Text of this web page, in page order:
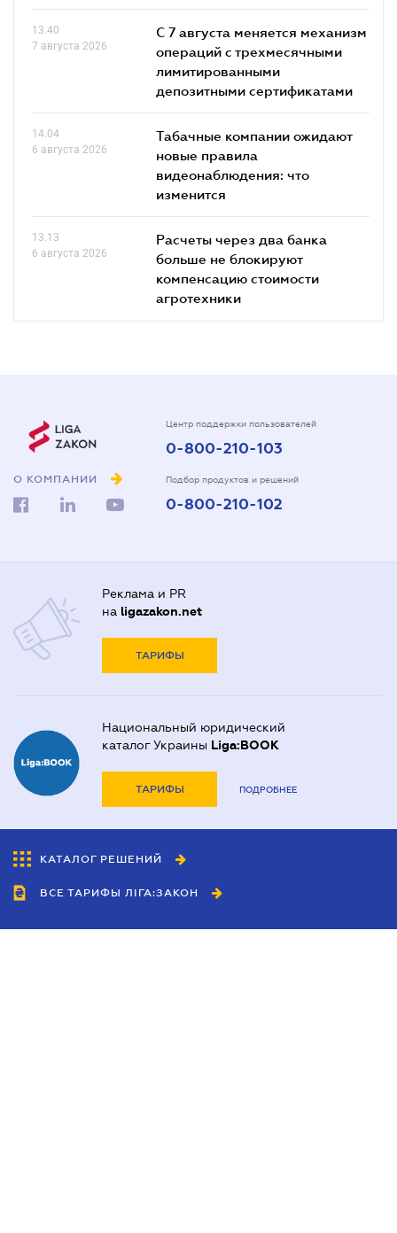
13.40
7 августа 2026
С 7 августа меняется механизм
операций с трехмесячными
лимитированными
депозитными сертификатами
14.04
6 августа 2026
Табачные компании ожидают
новые правила
видеонаблюдения: что
изменится
13.13
6 августа 2026
Расчеты через два банка
больше не блокируют
компенсацию стоимости
агротехники
О КОМПАНИИ
Центр поддержки пользователей
0-800-210-103
Подбор продуктов и решений
0-800-210-102
Реклама и PR
на ligazakon.net
ТАРИФЫ
Национальный юридический
каталог Украины Liga:BOOK
ТАРИФЫ ПОДРОБНЕЕ
КАТАЛОГ РЕШЕНИЙ
ВСЕ ТАРИФЫ ЛІГА:ЗАКОН